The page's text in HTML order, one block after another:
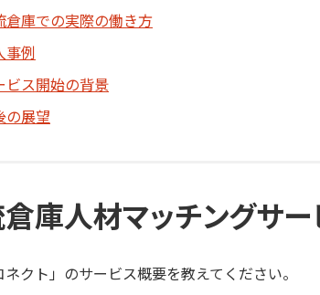
倉庫での実際の働き方
事例
ビス開始の背景
の展望
庫人材マッチングサー
ネクト 」のサービス概要を教えてください。